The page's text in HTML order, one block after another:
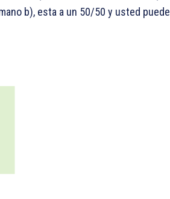
b), esta a un 50/50 y usted puede